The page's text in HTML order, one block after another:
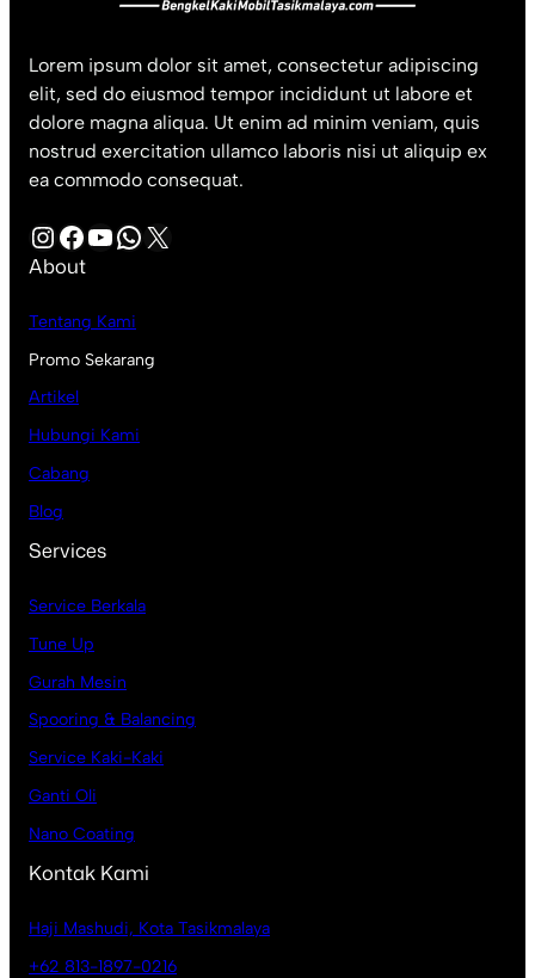
Lorem ipsum dolor sit amet, consectetur adipiscing
elit, sed do eiusmod tempor incididunt ut labore et
dolore magna aliqua. Ut enim ad minim veniam, quis
nostrud exercitation ullamco laboris nisi ut aliquip ex
ea commodo consequat.
InstagramFacebook YouTube WhatsApp X
About
Tentang Kami
Promo Sekarang
Artikel
Hubungi Kami
Cabang
Blog
Services
Service Berkala
Tune Up
Gurah Mesin
Spooring & Balancing
Service Kaki-Kaki
Ganti Oli
Nano Coating
Kontak Kami
Haji Mashudi, Kota Tasikmalaya
+62 813-1897-0216